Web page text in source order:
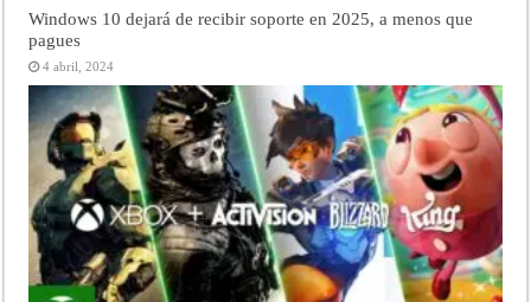
Windows 10 dejará de recibir soporte en 2025, a menos que
pagues
4 abril, 2024